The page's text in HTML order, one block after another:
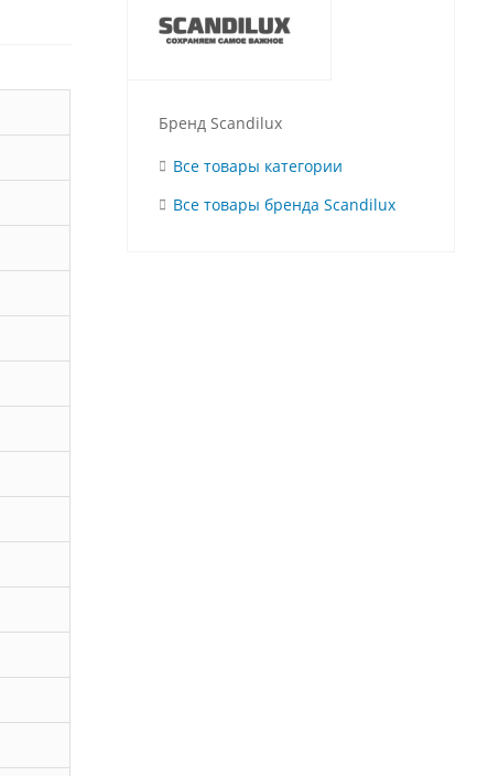
Бренд Scandilux
Все товары категории
Все товары бренда Scandilux